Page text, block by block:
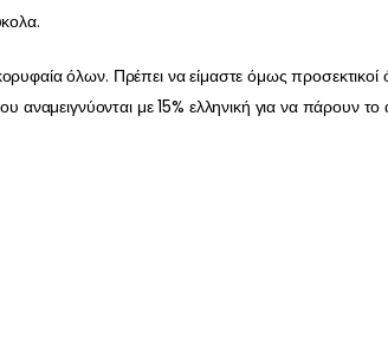
όλων. Πρέπει να είμαστε όμως προσεκτικοί
αναμειγνύονται με 15% ελληνική για να πάρουν